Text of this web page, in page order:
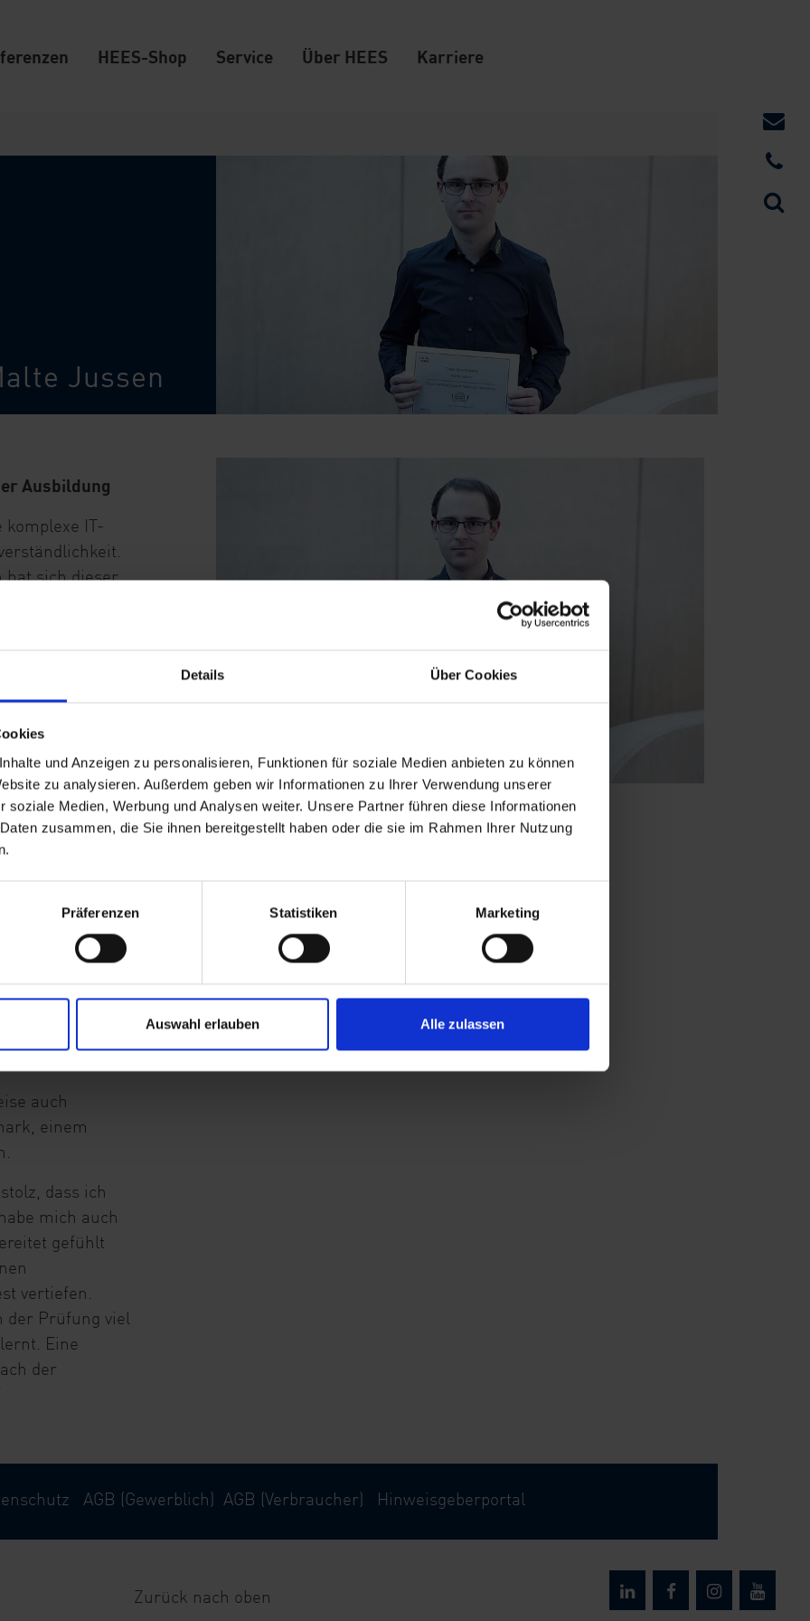
Details Über Cookies
und Anzeigen zu personalisieren, Funktionen für soziale Medien anbieten zu können
zu analysieren. Außerdem geben wir Informationen zu Ihrer Verwendung unserer
soziale Medien, Werbung und Analysen weiter. Unsere Partner führen diese Informationen
zusammen, die Sie ihnen bereitgestellt haben oder die sie im Rahmen Ihrer Nutzung
Präferenzen Statistiken Marketing
Auswahl erlauben Alle zulassen
HEES-Shop Service Über HEES Karriere
Jussen
Ausbildung
IT-
hat sich dieser
Cisco
abgelegt.
findet Michael
für
mit
hat der
mit Rat und
im Self-
und sich
der
hatte
Fragen, teils
auch
einem
dass ich
mich auch
gefühlt
vertiefen.
der Prüfung viel
Eine
der
AGB (Gewerblich) AGB (Verbraucher) Hinweisgeberportal
Zurück nach oben